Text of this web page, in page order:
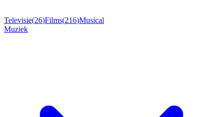
Televisie(26)Films(216)Musical
Muziek